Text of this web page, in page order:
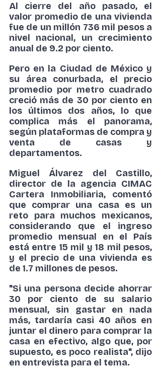
Al cierre del año pasado, el
valor promedio de una vivienda
fue de un millón 736 mil pesos a
nivel nacional, un crecimiento
anual de 9.2 por ciento.
Pero en la Ciudad de México y
su área conurbada, el precio
promedio por metro cuadrado
creció más de 30 por ciento en
los últimos dos años, lo que
complica más el panorama,
según plataformas de compra y
venta de casas y
departamentos.
Miguel Álvarez del Castillo,
director de la agencia CIMAC
Cartera Inmobiliaria, comentó
que comprar una casa es un
reto para muchos mexicanos,
considerando que el ingreso
promedio mensual en el País
está entre 15 mil y 18 mil pesos,
y el precio de una vivienda es
de 1.7 millones de pesos.
"Si una persona decide ahorrar
30 por ciento de su salario
mensual, sin gastar en nada
más, tardaría casi 40 años en
juntar el dinero para comprar la
casa en efectivo, algo que, por
supuesto, es poco realista", dijo
en entrevista para el tema.